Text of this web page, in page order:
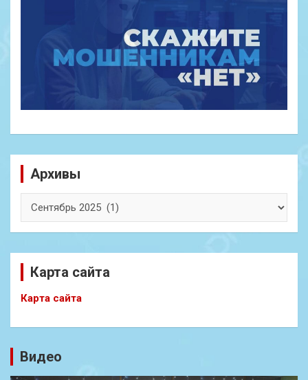
Архивы
Карта сайта
Карта сайта
Видео